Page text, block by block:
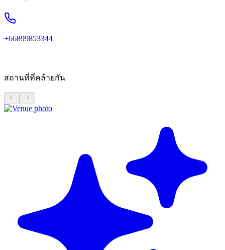
+66899853344
สถานที่ที่คล้ายกัน